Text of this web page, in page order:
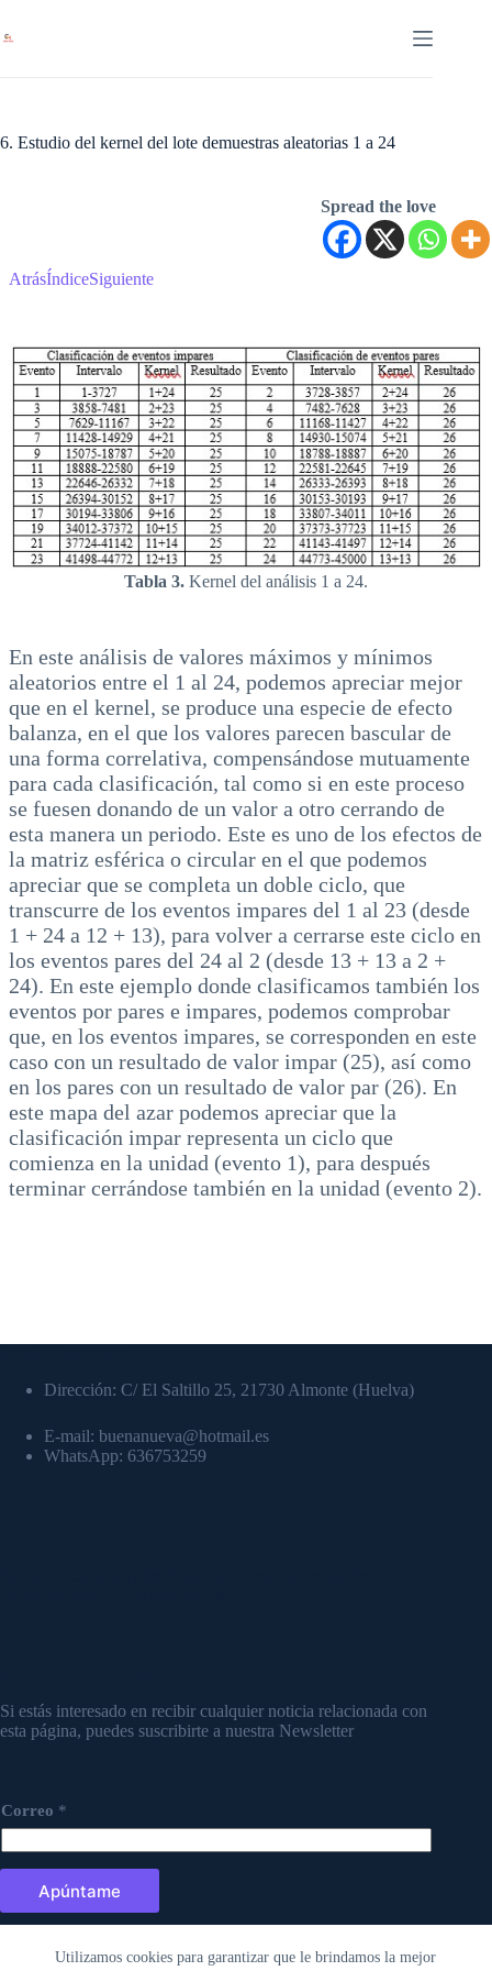
contenido
Utilizamos cookies para garantizar que le brindamos la mejor
6. Estudio del kernel del lote demuestras aleatorias 1 a 24
Spread the love
AtrásÍndiceSiguiente
Tabla 3. Kernel del análisis 1 a 24.
En este análisis de valores máximos y mínimos
aleatorios entre el 1 al 24, podemos apreciar mejor
que en el kernel, se produce una especie de efecto
balanza, en el que los valores parecen bascular de
una forma correlativa, compensándose mutuamente
para cada clasificación, tal como si en este proceso
se fuesen donando de un valor a otro cerrando de
esta manera un periodo. Este es uno de los efectos de
la matriz esférica o circular en el que podemos
apreciar que se completa un doble ciclo, que
transcurre de los eventos impares del 1 al 23 (desde
1 + 24 a 12 + 13), para volver a cerrarse este ciclo en
los eventos pares del 24 al 2 (desde 13 + 13 a 2 +
24). En este ejemplo donde clasificamos también los
eventos por pares e impares, podemos comprobar
que, en los eventos impares, se corresponden en este
caso con un resultado de valor impar (25), así como
en los pares con un resultado de valor par (26). En
este mapa del azar podemos apreciar que la
clasificación impar representa un ciclo que
comienza en la unidad (evento 1), para después
terminar cerrándose también en la unidad (evento 2).
Dirección: C/ El Saltillo 25, 21730 Almonte (Huelva)
E-mail: buenanueva@hotmail.es
WhatsApp: 636753259
Si estás interesado en recibir cualquier noticia relacionada con
esta página, puedes suscribirte a nuestra Newsletter
Correo *
Apúntame